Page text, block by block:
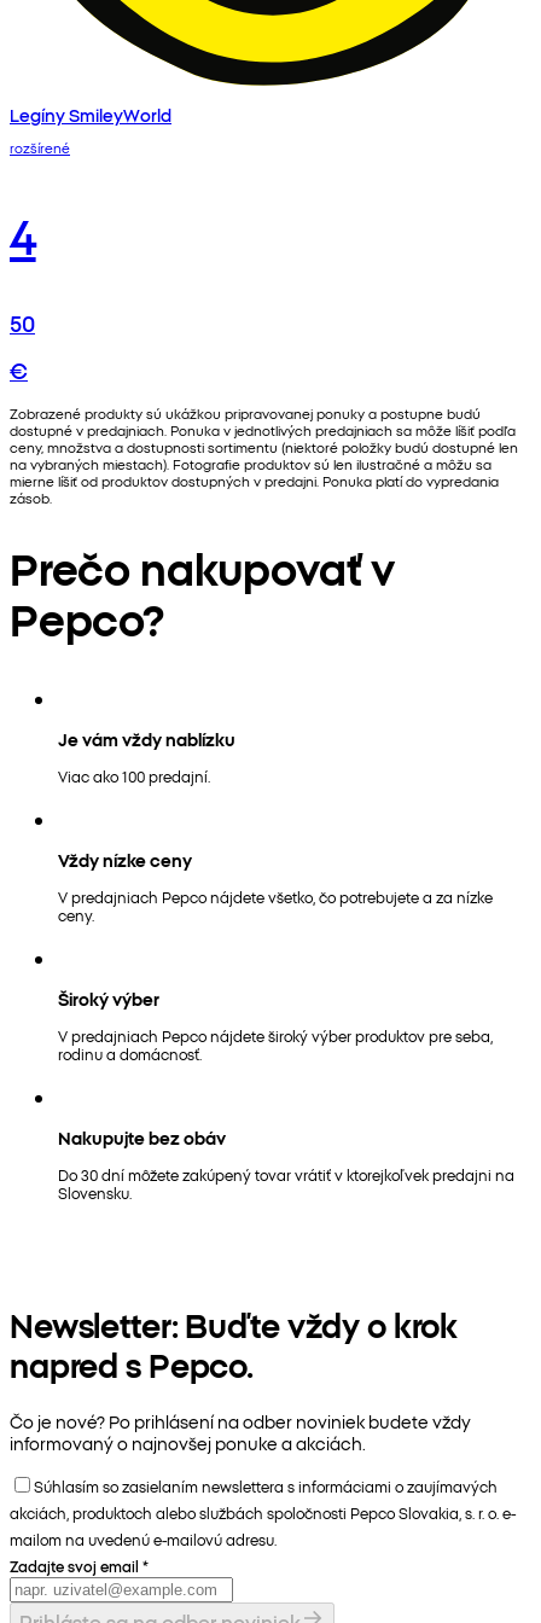
Legíny SmileyWorld
rozšírené
4
50
€
Zobrazené produkty sú ukážkou pripravovanej ponuky a postupne budú
dostupné v predajniach. Ponuka v jednotlivých predajniach sa môže líšiť podľa
ceny, množstva a dostupnosti sortimentu (niektoré položky budú dostupné len
na vybraných miestach). Fotografie produktov sú len ilustračné a môžu sa
mierne líšiť od produktov dostupných v predajni. Ponuka platí do vypredania
zásob.
Prečo nakupovať v
Pepco?
Je vám vždy nablízku
Viac ako 100 predajní.
Vždy nízke ceny
V predajniach Pepco nájdete všetko, čo potrebujete a za nízke
ceny.
Široký výber
V predajniach Pepco nájdete široký výber produktov pre seba,
rodinu a domácnosť.
Nakupujte bez obáv
Do 30 dní môžete zakúpený tovar vrátiť v ktorejkoľvek predajni na
Slovensku.
Newsletter: Buďte vždy o krok
napred s Pepco.
Čo je nové? Po prihlásení na odber noviniek budete vždy
informovaný o najnovšej ponuke a akciách.
Súhlasím so zasielaním newslettera s informáciami o zaujímavých
akciách, produktoch alebo službách spoločnosti Pepco Slovakia, s. r. o. e-
mailom na uvedenú e-mailovú adresu.
Zadajte svoj email *